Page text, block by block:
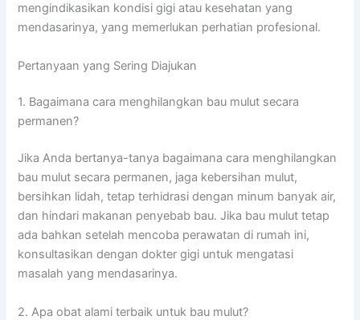
mengindikasikan kondisi gigi atau kesehatan yang
mendasarinya, yang memerlukan perhatian profesional.
Pertanyaan yang Sering Diajukan
1. Bagaimana cara menghilangkan bau mulut secara
permanen?
Jika Anda bertanya-tanya bagaimana cara menghilangkan
bau mulut secara permanen, jaga kebersihan mulut,
bersihkan lidah, tetap terhidrasi dengan minum banyak air,
dan hindari makanan penyebab bau. Jika bau mulut tetap
ada bahkan setelah mencoba perawatan di rumah ini,
konsultasikan dengan dokter gigi untuk mengatasi
masalah yang mendasarinya.
2. Apa obat alami terbaik untuk bau mulut?